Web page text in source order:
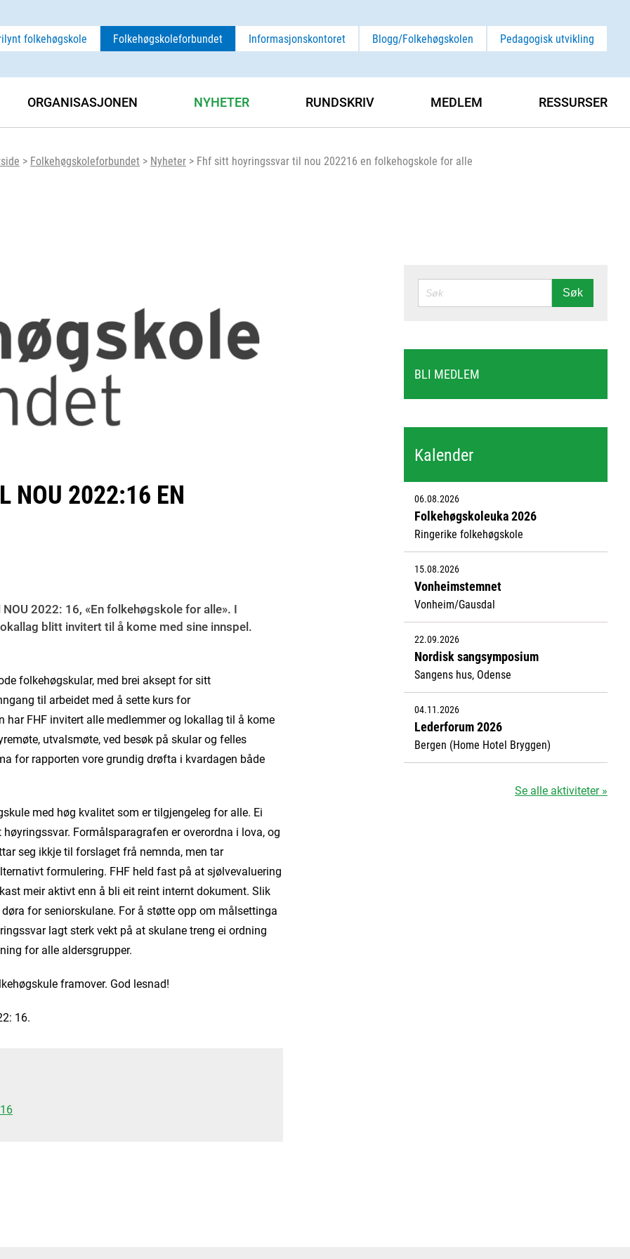
folkehøgskole Folkehøgskoleforbundet Informasjonskontoret Blogg/Folkehøgskolen Pedagogisk utvikling
> Folkehøgskoleforbundet > Nyheter > Fhf sitt hoyringssvar til nou 202216 en folkehogskole for alle
ORGANISASJONEN NYHETER RUNDSKRIV MEDLEM RESSURSER
NOU 2022:16 EN
2022: 16, «En folkehøgskole for alle». I
blitt invitert til å kome med sine innspel.
folkehøgskular, med brei aksept for sitt
til arbeidet med å sette kurs for
FHF invitert alle medlemmer og lokallag til å kome
utvalsmøte, ved besøk på skular og felles
for rapporten vore grundig drøfta i kvardagen både
med høg kvalitet som er tilgjengeleg for alle. Ei
Formålsparagrafen er overordna i lova, og
seg ikkje til forslaget frå nemnda, men tar
formulering. FHF held fast på at sjølvevaluering
meir aktivt enn å bli eit reint internt dokument. Slik
for seniorskulane. For å støtte opp om målsettinga
lagt sterk vekt på at skulane treng ei ordning
for alle aldersgrupper.
framover. God lesnad!
16.
SØK Søk
BLI MEDLEM
Kalender
06.08.2026
Folkehøgskoleuka 2026
Ringerike folkehøgskole
15.08.2026
Vonheimstemnet
Vonheim/Gausdal
22.09.2026
Nordisk sangsymposium
Sangens hus, Odense
04.11.2026
Lederforum 2026
Bergen (Home Hotel Bryggen)
Se alle aktiviteter »